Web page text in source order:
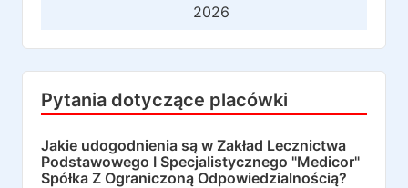
2026
Pytania dotyczące placówki
Jakie udogodnienia są w Zakład Lecznictwa
Podstawowego I Specjalistycznego "Medicor"
Spółka Z Ograniczoną Odpowiedzialnością?